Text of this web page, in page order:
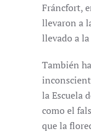
Fráncfort,
llevaron a
llevado a
También
la Escuela
como el
que la